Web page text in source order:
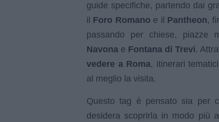
guide specifiche, partendo dai
il Foro Romano e il Pantheon,
passando per chiese, piazze
Navona e Fontana di Trevi.
vedere a Roma, itinerari
al meglio la visita.
Questo tag è pensato sia per
desidera scoprirla in modo più